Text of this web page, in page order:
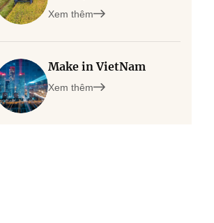
Xem thêm
Make in VietNam
Xem thêm